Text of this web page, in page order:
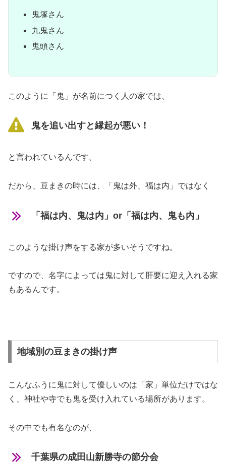
鬼塚さん
九鬼さん
鬼頭さん
このように「鬼」が名前につく人の家では、
鬼を追い出すと縁起が悪い！
と言われているんです。
だから、豆まきの時には、「鬼は外、福は内」ではなく
「福は内、鬼は内」or「福は内、鬼も内」
このような掛け声をする家が多いそうですね。
ですので、名字によっては鬼に対して肝要に迎え入れる家
もあるんです。
地域別の豆まきの掛け声
こんなふうに鬼に対して優しいのは「家」単位だけではな
く、神社や寺でも鬼を受け入れている場所があります。
その中でも有名なのが、
千葉県の成田山新勝寺の節分会